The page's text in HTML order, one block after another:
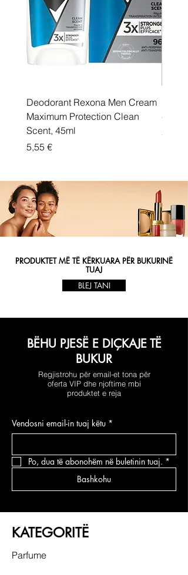
Deodorant Rexona Men Cream
Maximum Protection Clean
Scent, 45ml
Price
5,55 €
Price
5,55 €
PRODUKTET MË TË KËRKUARA PËR BUKURINË
TUAJ
BLEJ TANI
BËHU PJESË E DIÇKAJE TË
BUKUR
Regjistrohu për email-et tona për
oferta VIP dhe njoftime mbi
produktet e reja
Vendosni email-in tuaj këtu *
Po, dua të abonohëm në buletinin tuaj. *
Bashkohu
KATEGORITË
Parfume